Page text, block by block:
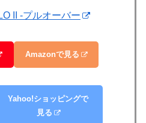
II -プルオーバー
Amazonで見る
Yahoo!ショッピングで
見る